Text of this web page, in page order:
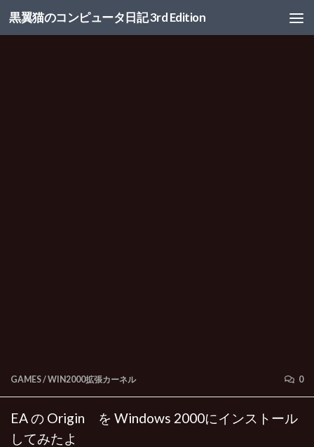
コンテンツへスキップ
黒翼猫のコンピュータ日記 3rd Edition
GAMES/WIN2000拡張カーネル 0
EA の Origin を Windows 2000にインストール
してみたよ